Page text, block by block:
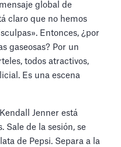
global de
claro que no hemos
Entonces, ¿por
gaseosas? Por un
todos atractivos,
Es una escena
Jenner está
Sale de la sesión, se
de Pepsi. Separa a la